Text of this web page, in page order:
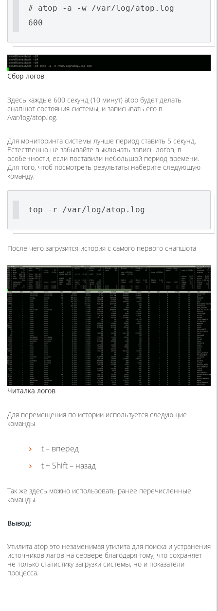
# atop -a -w /var/log/atop.log
600
Сбор логов
Здесь каждые 600 секунд (10 минут) atop будет делать
снапшот состояния системы, и записывать его в
/var/log/atop.log.
Для мониторинга системы лучше период ставить 5 секунд.
Естественно не забывайте выключать запись логов, в
особенности, если поставили небольшой период времени.
Для того, чтоб посмотреть результаты наберите следующую
команду:
top -r /var/log/atop.log
После чего загрузится история с самого первого снапшота
Читалка логов
Для перемещения по истории используется следующие
команды
t – вперед
t + Shift – назад
Так же здесь можно использовать ранее перечисленные
команды.
Вывод:
Утилита atop это незаменимая утилита для поиска и устранения
источников лагов на сервере благодаря тому, что сохраняет
не только статистику загрузки системы, но и показатели
процесса.